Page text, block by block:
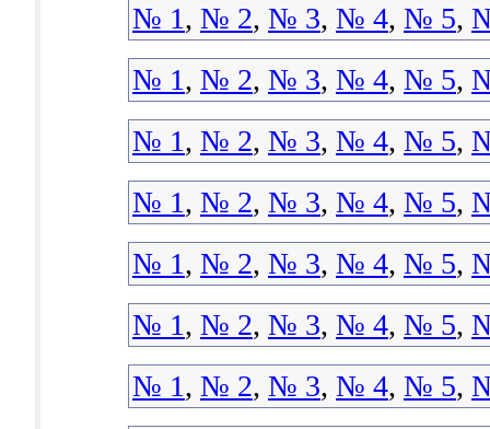
№ 1, № 2, № 3, № 4, № 5,
№ 1, № 2, № 3, № 4, № 5,
№ 1, № 2, № 3, № 4, № 5,
№ 1, № 2, № 3, № 4, № 5,
№ 1, № 2, № 3, № 4, № 5,
№ 1, № 2, № 3, № 4, № 5,
№ 1, № 2, № 3, № 4, № 5,